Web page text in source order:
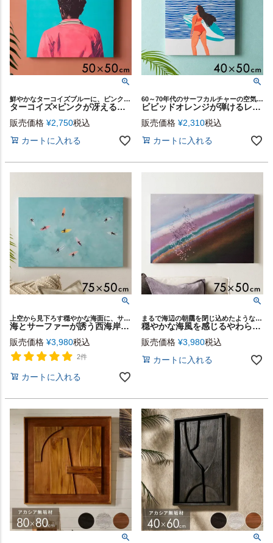
鮮やかなターコイズブルーに、ピンクのコントラストが映える印象的なアートパネル
ターコイズ×ピンクが冴えるモダンレトロなアートパネル[Retro Blue][67216]
販売価格 ¥2,750税込
カートに入れる
60～70年代のサーフカルチャーの空気を閉じ込めたアートパネル
ビビッドオレンジが弾けるレトロポップな西海岸サーフアートパネル[Coastal Moment][67215]
販売価格 ¥2,310税込
カートに入れる
上空から見下ろす穏やかな海面に、サーファーが静かに漂うアートパネル
海とサーファーが誘う西海岸ムードの癒しのアート[Calm Surf][67214]
販売価格 ¥3,980税込
2件
カートに入れる
まるで海辺の朝靄を閉じ込めたような、穏やかな波のように流れる抽象デザインのアートパネル
穏やかな海風を感じるやわらかなグラデーションの抽象デザインアートパネル[Spectrum][67213]
販売価格 ¥3,980税込
カートに入れる